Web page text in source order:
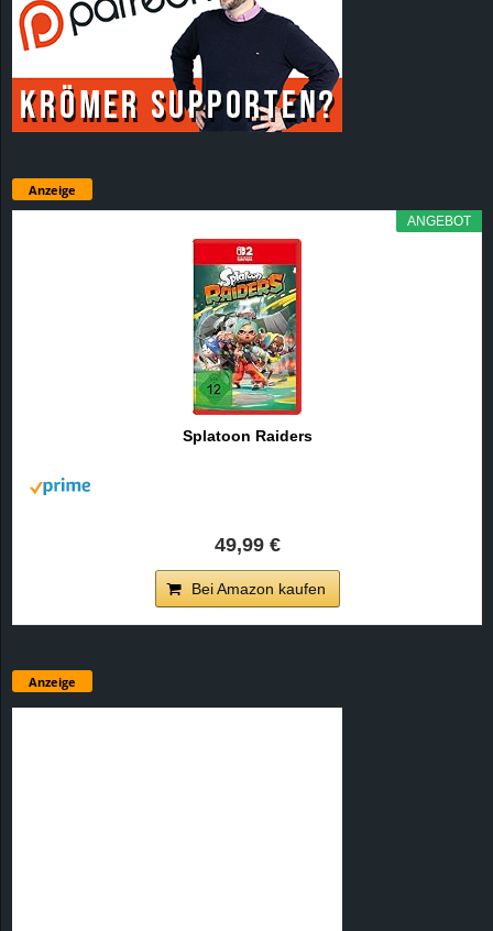
Anzeige
ANGEBOT
Splatoon Raiders
49,99 €
Bei Amazon kaufen
Anzeige